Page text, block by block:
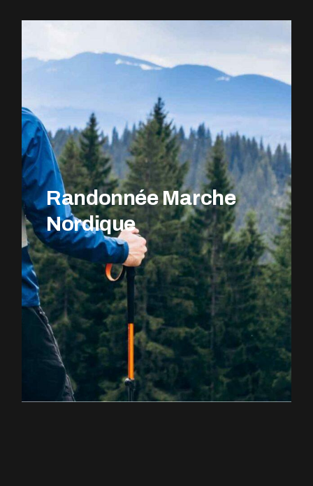
EXPLOREZ LE PARCOURS
Randonnée Marche
Nordique